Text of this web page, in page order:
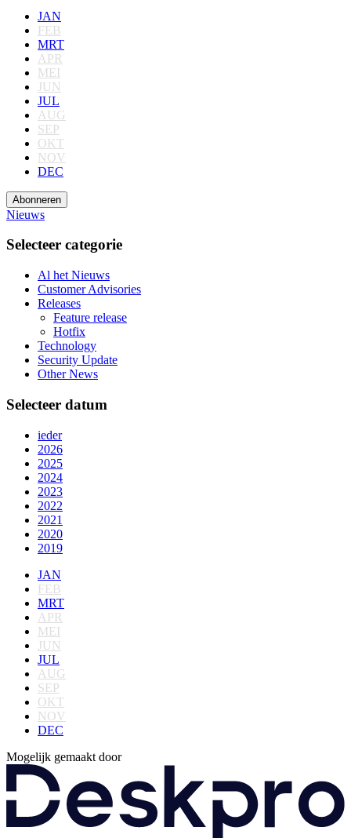
JAN
FEB
MRT
APR
MEI
JUN
JUL
AUG
SEP
OKT
NOV
DEC
Abonneren
Nieuws
Selecteer categorie
Al het Nieuws
Customer Advisories
Releases
Feature release
Hotfix
Technology
Security Update
Other News
Selecteer datum
ieder
2026
2025
2024
2023
2022
2021
2020
2019
JAN
FEB
MRT
APR
MEI
JUN
JUL
AUG
SEP
OKT
NOV
DEC
Mogelijk gemaakt door